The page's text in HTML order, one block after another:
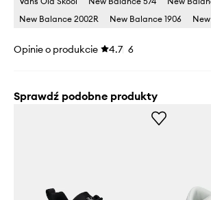
New Balance 2002R
New Balance 1906
Opinie o produkcie 4.7 6
Sprawdź podobne produkty